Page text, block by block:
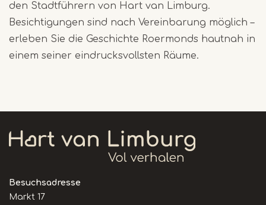
den Stadtführern von Hart van Limburg.
Besichtigungen sind nach Vereinbarung möglich –
erleben Sie die Geschichte Roermonds hautnah in
einem seiner eindrucksvollsten Räume.
Besuchsadresse
Markt 17